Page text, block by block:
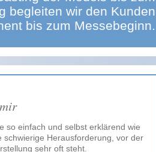
begleiten wir den Kunden
bis zum Messebeginn.
so einfach und selbst erklärend wie
schwierige Herausforderung, vor der
sehr oft steht.